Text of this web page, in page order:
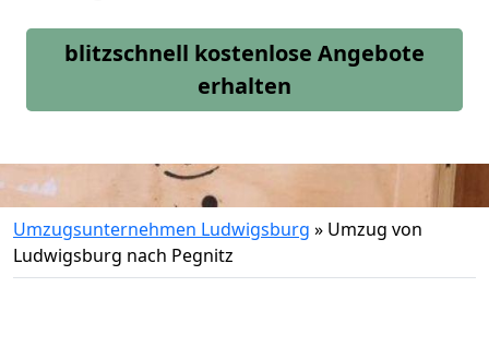
blitzschnell kostenlose Angebote
erhalten
Umzugsunternehmen Ludwigsburg » Umzug von
Ludwigsburg nach Pegnitz